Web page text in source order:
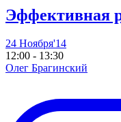
Эффективная
24 Ноября'14
12:00 - 13:30
Олег Брагинский